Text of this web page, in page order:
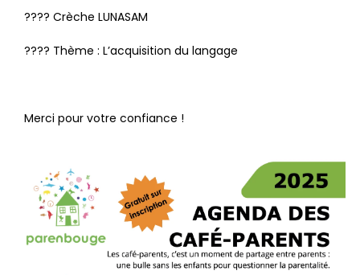
???? Crèche LUNASAM
???? Thème : L’acquisition du langage
Merci pour votre confiance !